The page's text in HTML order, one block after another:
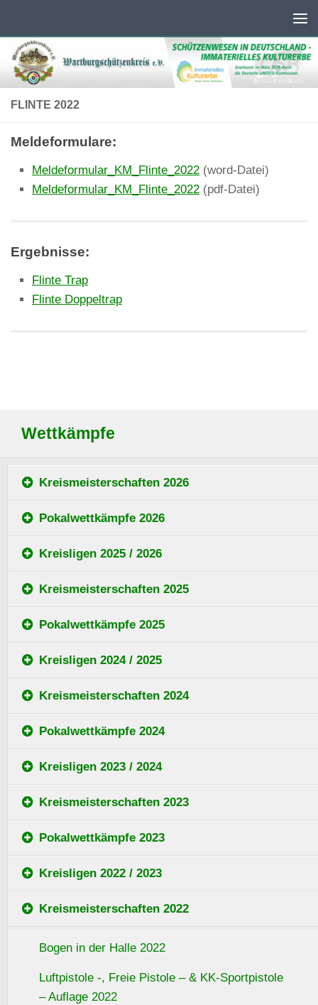
FLINTE 2022
Meldeformulare:
Meldeformular_KM_Flinte_2022 (word-Datei)
Meldeformular_KM_Flinte_2022 (pdf-Datei)
Ergebnisse:
Flinte Trap
Flinte Doppeltrap
Wettkämpfe
Kreismeisterschaften 2026
Pokalwettkämpfe 2026
Kreisligen 2025 / 2026
Kreismeisterschaften 2025
Pokalwettkämpfe 2025
Kreisligen 2024 / 2025
Kreismeisterschaften 2024
Pokalwettkämpfe 2024
Kreisligen 2023 / 2024
Kreismeisterschaften 2023
Pokalwettkämpfe 2023
Kreisligen 2022 / 2023
Kreismeisterschaften 2022
Bogen in der Halle 2022
Luftpistole -, Freie Pistole – & KK-Sportpistole
– Auflage 2022